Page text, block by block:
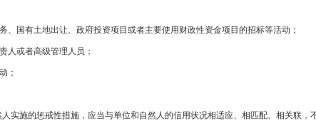
国有土地出让、政府投资项目或者主要使用财政性资金项目的招标等活动；
或者高级管理人员；
；
的惩戒性措施，应当与单位和自然人的信用状况相适应、相匹配、相关联，不